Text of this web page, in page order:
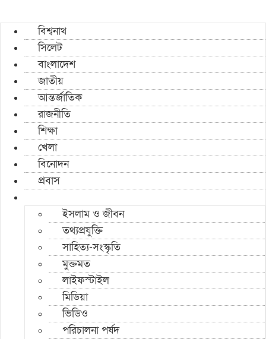
বিশ্বনাথ
সিলেট
বাংলাদেশ
জাতীয়
আন্তর্জাতিক
রাজনীতি
শিক্ষা
খেলা
বিনোদন
প্রবাস
ইসলাম ও জীবন
তথ্যপ্রযুক্তি
সাহিত্য-সংস্কৃতি
মুক্তমত
লাইফস্টাইল
মিডিয়া
ভিডিও
পরিচালনা পর্ষদ